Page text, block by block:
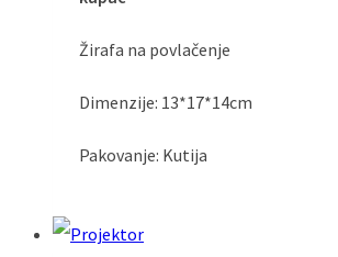
Žirafa na povlačenje
Dimenzije: 13*17*14cm
Pakovanje: Kutija